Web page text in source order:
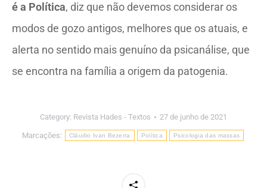
é a Política, diz que não devemos considerar os
modos de gozo antigos, melhores que os atuais, e
alerta no sentido mais genuíno da psicanálise, que
se encontra na família a origem da patogenia.
Category: Revista Hades - Textos 27 de junho de 2021
Marcações: Cláudio Ivan Bezerra Política Psicologia das massas